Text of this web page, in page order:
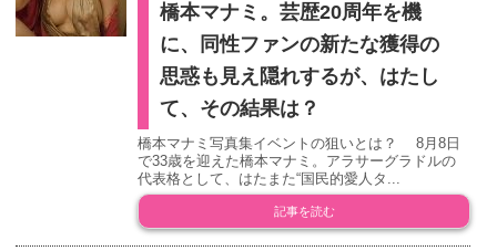
橋本マナミ。芸歴20周年を機
に、同性ファンの新たな獲得の
思惑も見え隠れするが、はたし
て、その結果は？
橋本マナミ写真集イベントの狙いとは？ 8月8日
で33歳を迎えた橋本マナミ。アラサーグラドルの
代表格として、はたまた“国民的愛人タ...
記事を読む